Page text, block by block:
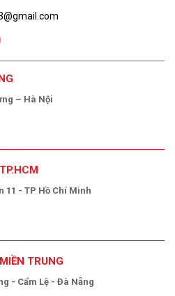
– Hà Nội
11 - TP Hồ Chí Minh
TRUNG
- Cẩm Lệ - Đà Nẵng